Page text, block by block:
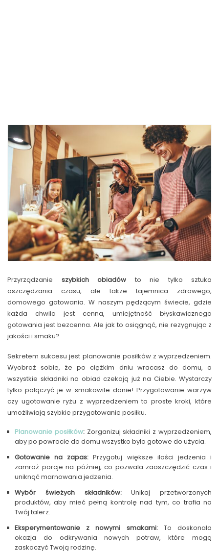
Przyrządzanie szybkich obiadów to nie tylko sztuka
oszczędzania czasu, ale także tajemnica zdrowego,
domowego gotowania. W naszym pędzącym świecie, gdzie
każda chwila jest cenna, umiejętność błyskawicznego
gotowania jest bezcenna. Ale jak to osiągnąć, nie rezygnując z
jakości i smaku?
Sekretem sukcesu jest planowanie posiłków z wyprzedzeniem.
Wyobraź sobie, że po ciężkim dniu wracasz do domu, a
wszystkie składniki na obiad czekają już na Ciebie. Wystarczy
tylko połączyć je w smakowite danie! Przygotowanie warzyw
czy ugotowanie ryżu z wyprzedzeniem to proste kroki, które
umożliwiają szybkie przygotowanie posiłku.
Planowanie posiłków:Zorganizuj składniki z wyprzedzeniem,
aby po powrocie do domu wszystko było gotowe do użycia.
Gotowanie na zapas: Przygotuj większe ilości jedzenia i
zamroź porcje na później, co pozwala zaoszczędzić czas i
uniknąć marnowania jedzenia.
Wybór świeżych składników:Unikaj przetworzonych
produktów, aby mieć pełną kontrolę nad tym, co trafia na
Twój talerz.
Eksperymentowanie z nowymi smakami:To doskonała
okazja do odkrywania nowych potraw, które mogą
zaskoczyć Twoją rodzinę.